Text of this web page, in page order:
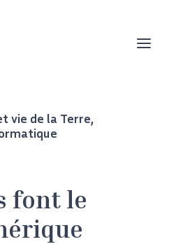
vie de la Terre,
font le